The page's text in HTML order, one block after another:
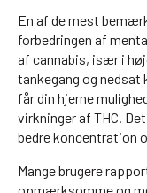
En af de mest
forbedringen af
af cannabis, især i
tankegang og nedsat
får din hjerne
virkninger af THC.
bedre koncentration
Mange brugere